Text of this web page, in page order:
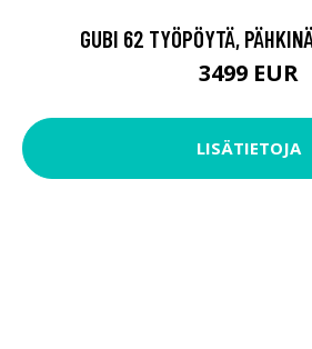
GUBI 62 TYÖPÖYTÄ,
3499 EUR
LISÄTIETOJA